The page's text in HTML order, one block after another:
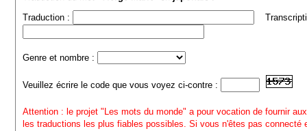
Traduction :
Genre et nombre :
Veuillez écrire le code que vous voyez ci-contre :
Attention : le projet "Les mots du monde" a pour vocation de fournir
les traductions les plus fiables possibles. Si vous n'êtes pas connecté